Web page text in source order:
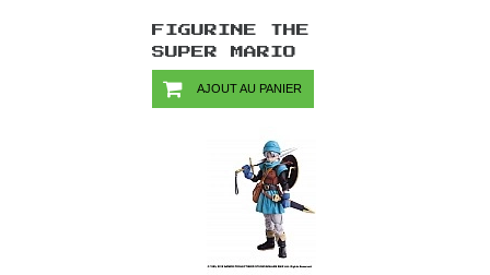
FIGURINE THE
SUPER MARIO
BROS. MOVIE TSM-
02 PAR JAKKS
AJOUT AU PANIER